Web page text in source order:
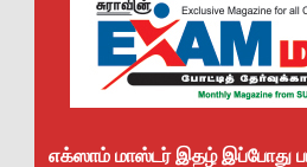
எக்ஸாம் மாஸ்டர் இதழ் இப்போது